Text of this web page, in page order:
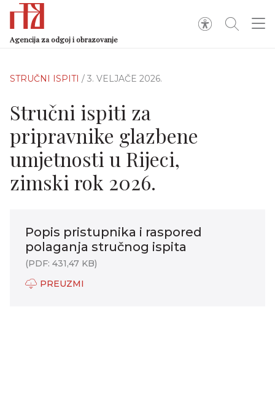
Agencija za odgoj i obrazovanje
STRUČNI ISPITI / 3. VELJAČE 2026.
Stručni ispiti za
pripravnike glazbene
umjetnosti u Rijeci,
zimski rok 2026.
Popis pristupnika i raspored
polaganja stručnog ispita
(PDF: 431,47 KB)
PREUZMI